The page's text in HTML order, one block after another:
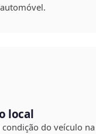
local
do veículo